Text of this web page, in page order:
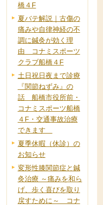
橋４F
夏バテ解説｜古傷の
痛みや自律神経の不
調に鍼灸が効く理
由 コナミスポーツ
クラブ船橋４F
土日祝日夜まで診療
『関節ねずみ』の
話 船橋市役所前・
コナミスポーツ船橋
４F・交通事故治療
できます
夏季休暇（休診）の
お知らせ
変形性膝関節症と鍼
灸治療 ～痛みを和ら
げ、歩く喜びを取り
戻すために～ コナ